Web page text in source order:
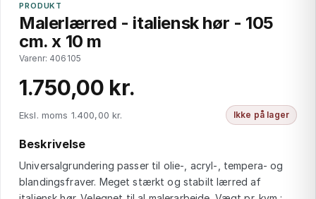
PRODUKT
Malerlærred - italiensk hør - 105
cm. x 10 m
Varenr: 406105
1.750,00 kr.
Eksl. moms 1.400,00 kr. Ikke på lager
Beskrivelse
Universalgrundering passer til olie-, acryl-, tempera- og
blandingsfraver. Meget stærkt og stabilt lærred af